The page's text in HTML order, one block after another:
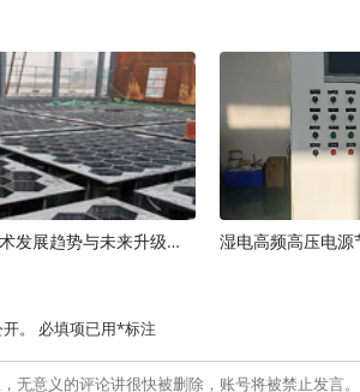
湿电高压电源行业技术发展趋势与未来升级方向解析
。 必填项已用*标注